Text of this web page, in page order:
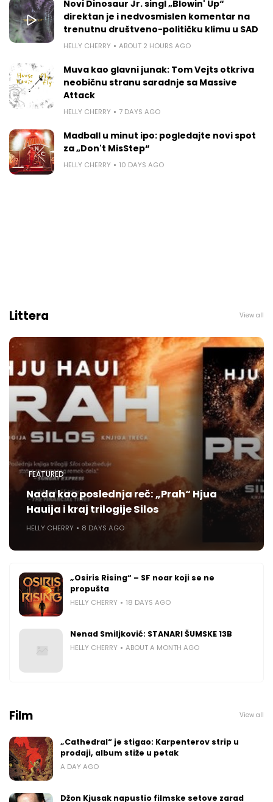
Novi Dinosaur Jr. singl „Blowin' Up“
direktan je i nedvosmislen komentar na
trenutnu društveno-političku klimu u SAD
HELLY CHERRY ABOUT 2 HOURS AGO
Muva kao glavni junak: Tom Vejts otkriva
neobičnu stranu saradnje sa Massive
Attack
HELLY CHERRY 7 DAYS AGO
Madball u minut ipo: pogledajte novi spot
za „Don't MisStep“
HELLY CHERRY 10 DAYS AGO
Littera View all
FEATURED
Nada kao poslednja reč: „Prah“ Hjua
Hauija i kraj trilogije Silos
HELLY CHERRY 8 DAYS AGO
„Osiris Rising“ – SF noar koji se ne
propušta
HELLY CHERRY 18 DAYS AGO
Nenad Smiljković: STANARI ŠUMSKE 13B
HELLY CHERRY ABOUT A MONTH AGO
Film View all
„Cathedral“ je stigao: Karpenterov strip u
prodaji, album stiže u petak
A DAY AGO
Džon Kjusak napustio filmske setove zarad